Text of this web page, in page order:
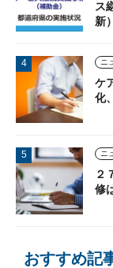
ス
新）
ニ
ケ
化
ニ
２
修
おすすめ記